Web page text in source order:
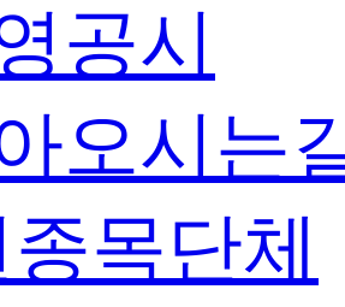
공시
오시는
목단체